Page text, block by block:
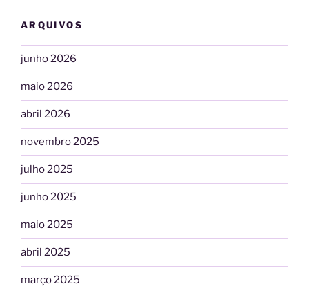
ARQUIVOS
junho 2026
maio 2026
abril 2026
novembro 2025
julho 2025
junho 2025
maio 2025
abril 2025
março 2025